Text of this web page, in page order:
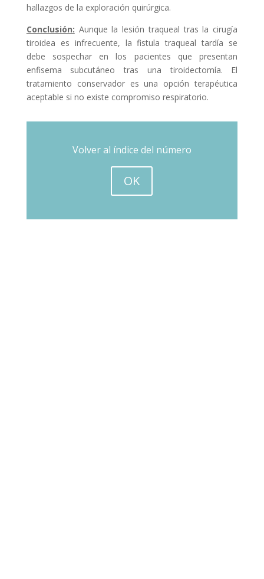
hallazgos de la exploración quirúrgica.
Conclusión: Aunque la lesión traqueal tras la cirugía
tiroidea es infrecuente, la fistula traqueal tardía se
debe sospechar en los pacientes que presentan
enfisema subcutáneo tras una tiroidectomía. El
tratamiento conservador es una opción terapéutica
aceptable si no existe compromiso respiratorio.
Volver al índice del número
OK